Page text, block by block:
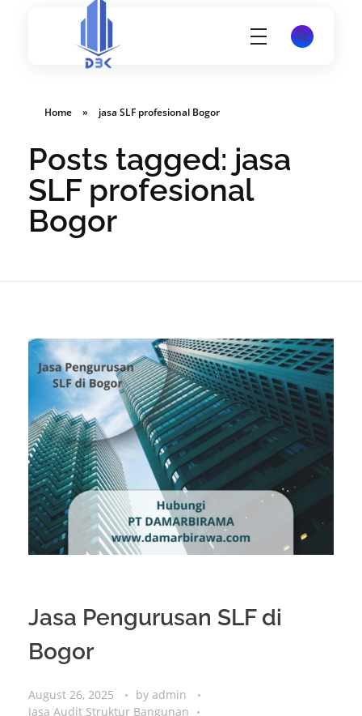
Home » jasa SLF profesional Bogor
Posts tagged: jasa
SLF profesional
Bogor
Jasa Pengurusan SLF di
Bogor
August 26, 2025 by admin
Jasa Audit Struktur Bangunan